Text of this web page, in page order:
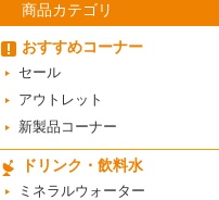
商品カテゴリ
おすすめコーナー
セール
アウトレット
新製品コーナー
ドリンク・飲料水
ミネラルウォーター